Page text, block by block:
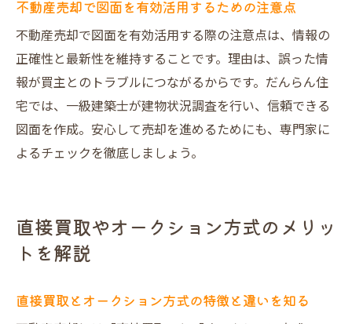
不動産売却で図面を有効活用するための注意点
不動産売却で図面を有効活用する際の注意点は、情報の
正確性と最新性を維持することです。理由は、誤った情
報が買主とのトラブルにつながるからです。だんらん住
宅では、一級建築士が建物状況調査を行い、信頼できる
図面を作成。安心して売却を進めるためにも、専門家に
よるチェックを徹底しましょう。
直接買取やオークション方式のメリッ
トを解説
直接買取とオークション方式の特徴と違いを知る